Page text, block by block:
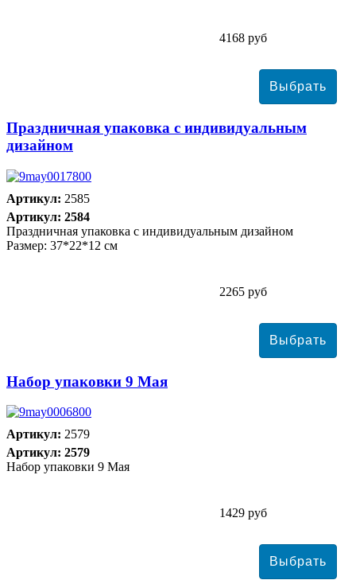
4168 руб
Праздничная упаковка с индивидуальным
дизайном
Артикул: 2585
Артикул: 2584
Праздничная упаковка с индивидуальным дизайном
Размер: 37*22*12 см
2265 руб
Набор упаковки 9 Мая
Артикул: 2579
Артикул: 2579
Набор упаковки 9 Мая
1429 руб